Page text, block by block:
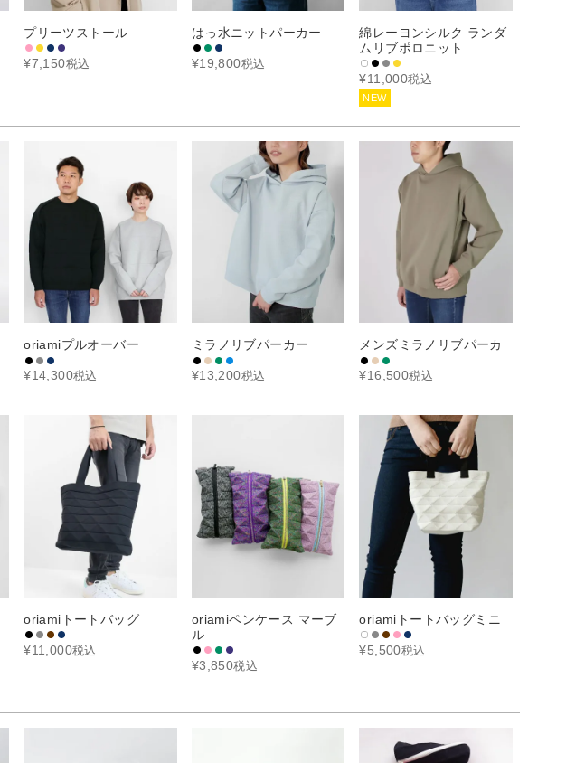
プリーツストール
¥7,150税込
はっ水ニットパーカー
¥19,800税込
綿レーヨンシルク ランダ
ムリブポロニット
¥11,000税込
NEW
oriamiプルオーバー
¥14,300税込
ミラノリブパーカー
¥13,200税込
メンズミラノリブパーカ
¥16,500税込
oriamiトートバッグ
¥11,000税込
oriamiペンケース マーブ
ル
¥3,850税込
oriamiトートバッグミニ
¥5,500税込